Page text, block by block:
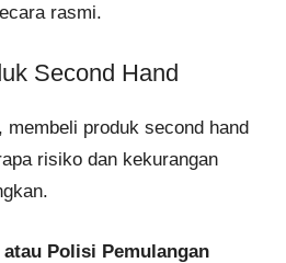
rasmi.
Second Hand
membeli produk second hand
risiko dan kekurangan
Polisi Pemulangan